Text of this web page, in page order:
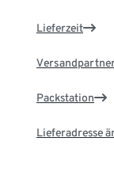
Lieferzeit
Packstation
Lieferadresse